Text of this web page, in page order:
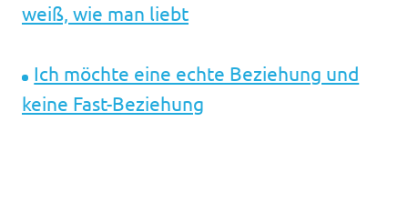
weiß, wie man liebt
Ich möchte eine echte Beziehung und
keine Fast-Beziehung